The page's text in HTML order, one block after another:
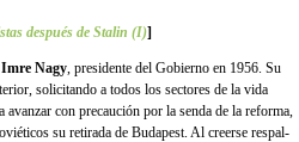
después de Stalin (I)]
Imre Nagy, presidente del Gobierno en 1956. Su
solicitando a todos los sectores de la vida
con precaución por la senda de la reforma,
su retirada de Budapest. Al creerse respal­